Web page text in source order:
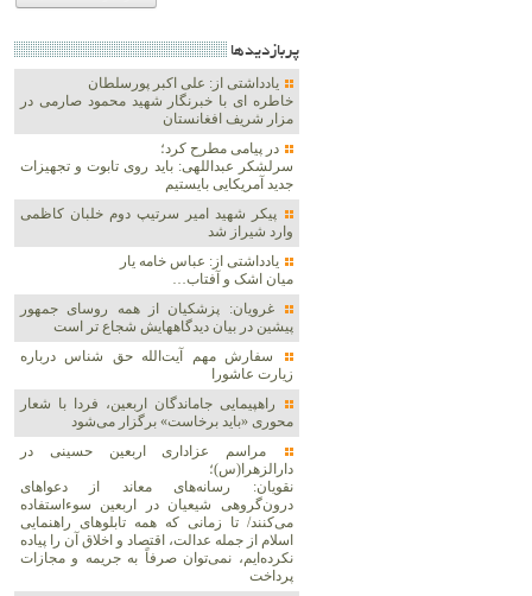
پربازديدها
یادداشتی از: علی اکبر پورسلطان
خاطره ای با خبرنگار شهید محمود صارمی در
مزار شریف افغانستان
در پیامی مطرح کرد؛
سرلشکر عبداللهی: باید روی تابوت و تجهیزات
جدید آمریکایی بایستیم
پیکر شهید امیر سرتیپ دوم خلبان کاظمی
وارد شیراز شد
یادداشتی از: عباس خامه یار
میان اشک و آفتاب…
غرویان: پزشکیان از همه روسای جمهور
پیشین در بیان دیدگاههایش شجاع تر است
سفارش مهم آیت‌الله حق شناس درباره
زیارت عاشورا
راهپیمایی جاماندگان اربعین، فردا با شعار
محوری «باید برخاست» برگزار می‌شود
مراسم عزاداری اربعین حسینی در
دارالزهرا(س)؛
نقویان: رسانه‌های معاند از دعواهای
درون‌گروهی شیعیان در اربعین سوءاستفاده
می‌کنند/ تا زمانی که همه تابلوهای راهنمایی
اسلام از جمله عدالت، اقتصاد و اخلاق آن را پیاده
نکرده‌ایم، نمی‌توان صرفاً به جریمه و مجازات
پرداخت